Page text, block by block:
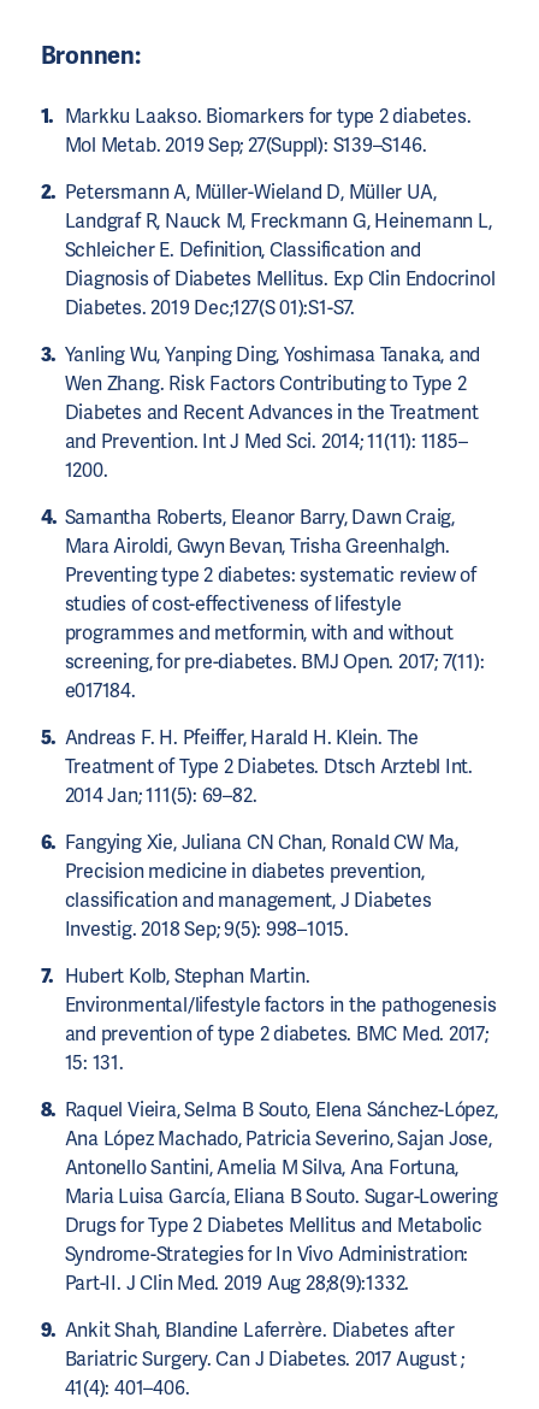
Bronnen:
Markku Laakso. Biomarkers for type 2 diabetes.
Mol Metab. 2019 Sep; 27(Suppl): S139–S146.
Petersmann A, Müller-Wieland D, Müller UA,
Landgraf R, Nauck M, Freckmann G, Heinemann L,
Schleicher E. Definition, Classification and
Diagnosis of Diabetes Mellitus. Exp Clin Endocrinol
Diabetes. 2019 Dec;127(S 01):S1-S7.
Yanling Wu, Yanping Ding, Yoshimasa Tanaka, and
Wen Zhang. Risk Factors Contributing to Type 2
Diabetes and Recent Advances in the Treatment
and Prevention. Int J Med Sci. 2014; 11(11): 1185–
1200.
Samantha Roberts, Eleanor Barry, Dawn Craig,
Mara Airoldi, Gwyn Bevan, Trisha Greenhalgh.
Preventing type 2 diabetes: systematic review of
studies of cost-effectiveness of lifestyle
programmes and metformin, with and without
screening, for pre-diabetes. BMJ Open. 2017; 7(11):
e017184.
Andreas F. H. Pfeiffer, Harald H. Klein. The
Treatment of Type 2 Diabetes. Dtsch Arztebl Int.
2014 Jan; 111(5): 69–82.
Fangying Xie, Juliana CN Chan, Ronald CW Ma,
Precision medicine in diabetes prevention,
classification and management, J Diabetes
Investig. 2018 Sep; 9(5): 998–1015.
Hubert Kolb, Stephan Martin.
Environmental/lifestyle factors in the pathogenesis
and prevention of type 2 diabetes. BMC Med. 2017;
15: 131.
Raquel Vieira, Selma B Souto, Elena Sánchez-López,
Ana López Machado, Patricia Severino, Sajan Jose,
Antonello Santini, Amelia M Silva, Ana Fortuna,
Maria Luisa García, Eliana B Souto. Sugar-Lowering
Drugs for Type 2 Diabetes Mellitus and Metabolic
Syndrome-Strategies for In Vivo Administration:
Part-II. J Clin Med. 2019 Aug 28;8(9):1332.
Ankit Shah, Blandine Laferrère. Diabetes after
Bariatric Surgery. Can J Diabetes. 2017 August ;
41(4): 401–406.